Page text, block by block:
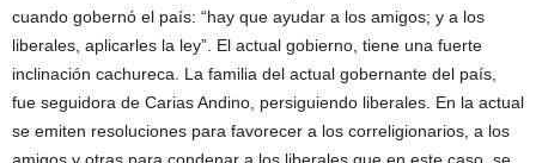
cuando gobernó el país: “hay que ayudar a los amigos; y a los
liberales, aplicarles la ley”. El actual gobierno, tiene una fuerte
inclinación cachureca. La familia del actual gobernante del país,
fue seguidora de Carias Andino, persiguiendo liberales. En la actual
se emiten resoluciones para favorecer a los correligionarios, a los